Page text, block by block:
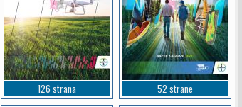
126 strana
52 strane